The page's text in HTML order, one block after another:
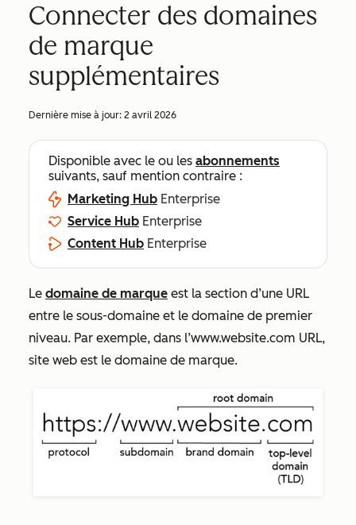
Connecter des domaines
de marque
supplémentaires
Dernière mise à jour: 2 avril 2026
Disponible avec le ou les abonnements
suivants, sauf mention contraire :
Marketing Hub Enterprise
Service Hub Enterprise
Content Hub Enterprise
Le domaine de marque est la section d’une URL
entre le sous-domaine et le domaine de premier
niveau. Par exemple, dans l’www.website.com URL,
site web est le domaine de marque.